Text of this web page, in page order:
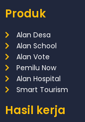
Produk
Alan Desa
Alan School
Alan Vote
Pemilu Now
Alan Hospital
Smart Tourism
Hasil kerja